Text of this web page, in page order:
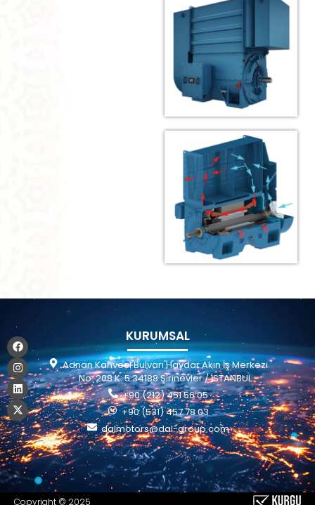
KURUMSAL
Adnan Kahveci Bulvarı Haydar Akın İş Merkezi
No: 208 K: 5 34188 Şirinevler / İSTANBUL
+90 (212) 451 56 05
+90 (531) 457 78 03
dalmotors@dal-group.com
Copyright © 2025